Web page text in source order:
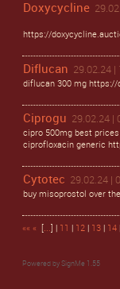
Doxycycline
https://
Diflucan 29.02.24 |
diflucan 300 mg
Ciprogu 29.02.24 |
cipro 500mg best
ciprofloxacin generic
Cytotec 29.02.24 |
buy misoprostol over
«« « [...] | 11 | 12 | 13 | 14
Powered by SignMe 1.55